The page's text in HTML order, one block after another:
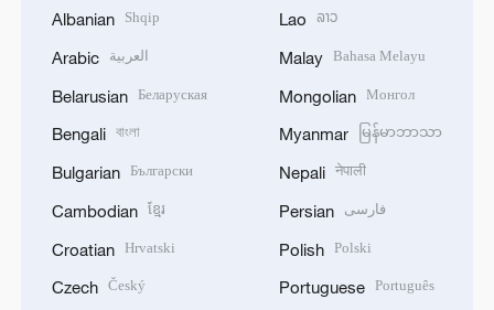
Albanian Shqip
Arabic العربية
Belarusian Беларуская
Bengali বাংলা
Bulgarian Български
Cambodian ខ្មែរ
Croatian Hrvatski
Czech Český
Lao ລາວ
Malay Bahasa Melayu
Mongolian Монгол
Myanmar မြန်မာဘာသာ
Nepali नेपाली
Persian فارسی
Polish Polski
Portuguese Português